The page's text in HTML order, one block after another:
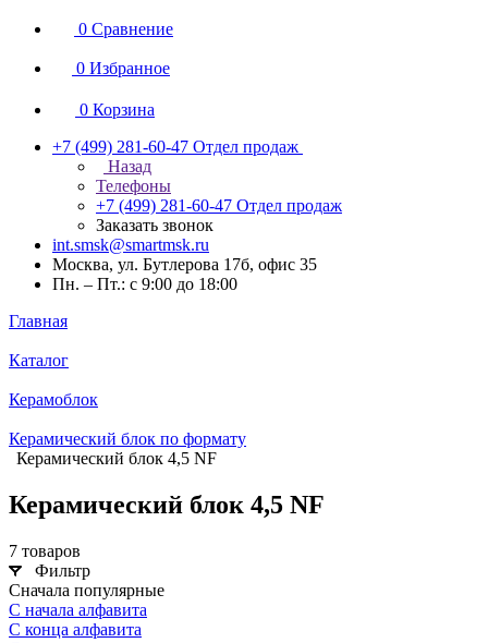
0 Сравнение
0 Избранное
0 Корзина
+7 (499) 281-60-47 Отдел продаж
Назад
Телефоны
+7 (499) 281-60-47 Отдел продаж
Заказать звонок
int.smsk@smartmsk.ru
Москва, ул. Бутлерова 17б, офис 35
Пн. – Пт.: с 9:00 до 18:00
Главная
Каталог
Керамоблок
Керамический блок по формату
Керамический блок 4,5 NF
Керамический блок 4,5 NF
7 товаров
Фильтр
Сначала популярные
С начала алфавита
С конца алфавита